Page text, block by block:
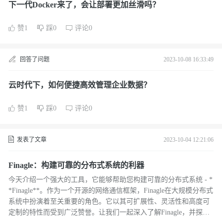
下一代Docker来了，会让部署更加丝滑吗？
赞1 踩0 评论0
回答了问题 2023-10-08 16:33:49
云时代下，如何便捷高效管理企业数据？
赞1 踩0 评论0
发表了文章 2023-10-04 12:21:06
Finagle：构建可靠的分布式系统的利器
今天介绍一个强大的工具，它能够帮助您构建可靠的分布式系统 - *
*Finagle**。作为一个开源的网络通信框架，Finagle在大规模分布式
系统中扮演着至关重要的角色。它以其可扩展性、灵活性和高度可
定制的特性而受到广泛赞誉。让我们一起深入了解Finagle，并探索